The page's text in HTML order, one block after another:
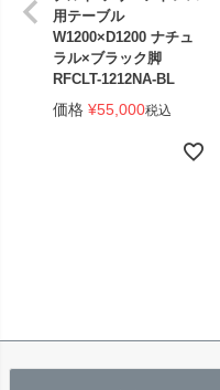
用テーブル
W1200×D1200 ナチュ
ラル×ブラック脚
RFCLT-1212NA-BL
価格 ¥55,000税込